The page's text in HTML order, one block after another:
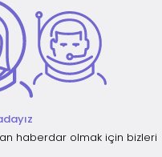
haberdar olmak için bizleri